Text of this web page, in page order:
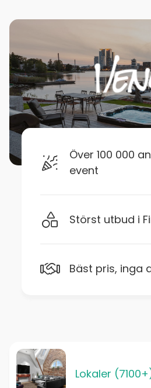
Över 100 000
event
Störst utbud i
Bäst pris, inga
Lokaler